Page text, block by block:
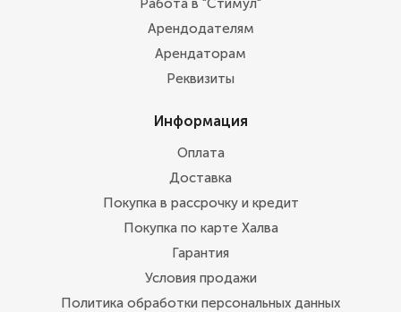
Работа в "Стимул"
Арендодателям
Арендаторам
Реквизиты
Информация
Оплата
Доставка
Покупка в рассрочку и кредит
Покупка по карте Халва
Гарантия
Условия продажи
Политика обработки персональных данных